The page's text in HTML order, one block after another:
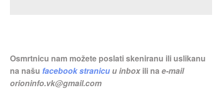
Osmrtnicu nam možete poslati skeniranu ili uslikanu
na našu facebook stranicu u inboxili nae-mail
orioninfo.vk@gmail.com